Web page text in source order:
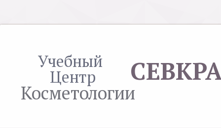
Косметологии
Учебный
Центр